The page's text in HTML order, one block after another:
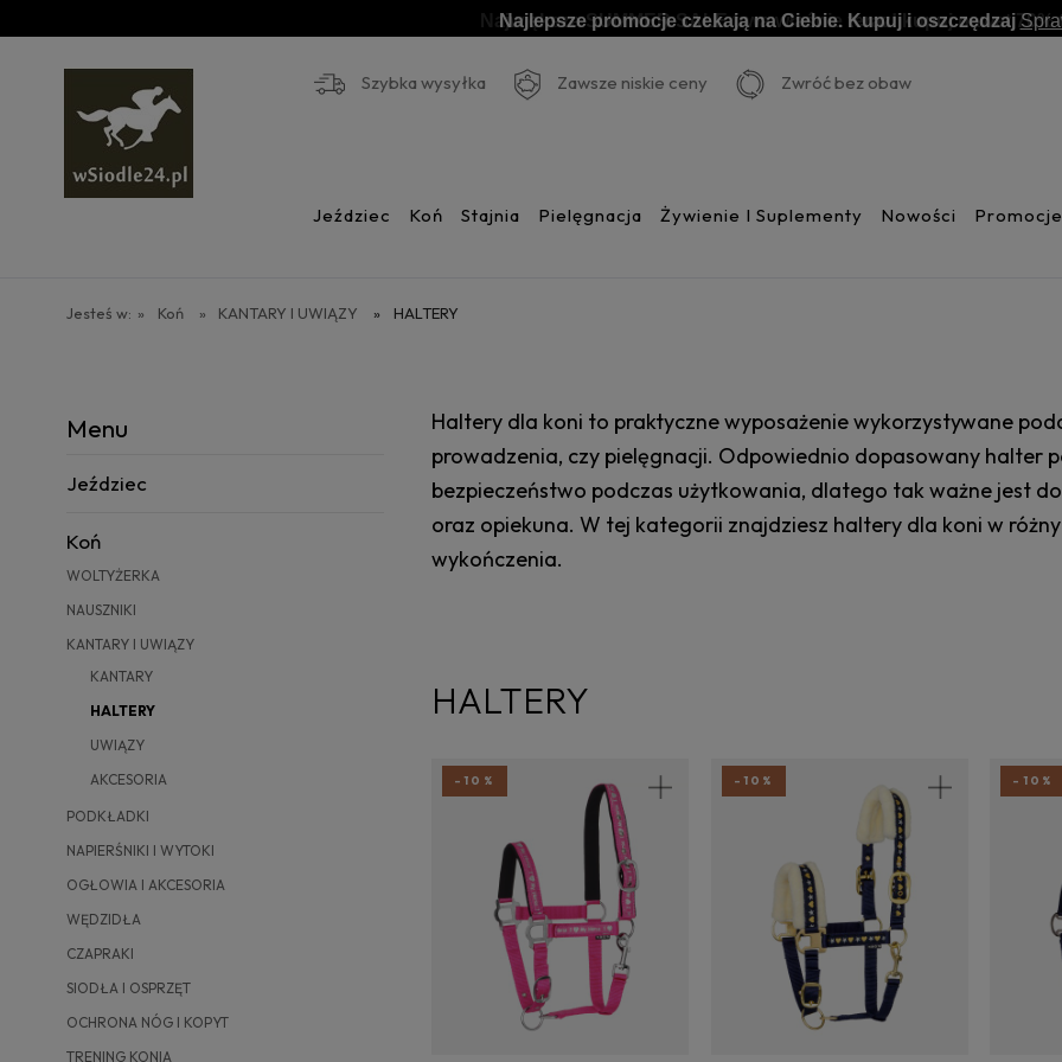
Najlepsze promocje czekają na Ciebie. Kupuj i oszczędzaj
Szybka wysyłka Zawsze niskie ceny Zwróć bez obaw
Jeździec Koń Stajnia Pielęgnacja Żywienie I Suplementy Nowości Promocje
Jesteś w: » Koń » KANTARY I UWIĄZY » HALTERY
Menu
Jeździec
Koń
WOLTYŻERKA
NAUSZNIKI
KANTARY I UWIĄZY
KANTARY
HALTERY
UWIĄZY
AKCESORIA
PODKŁADKI
NAPIERŚNIKI I WYTOKI
OGŁOWIA I AKCESORIA
WĘDZIDŁA
CZAPRAKI
SIODŁA I OSPRZĘT
OCHRONA NÓG I KOPYT
TRENING KONIA
Haltery dla koni to praktyczne wyposażenie wykorzystywane
prowadzenia, czy pielęgnacji. Odpowiednio dopasowany halter
bezpieczeństwo podczas użytkowania, dlatego tak ważne jest
oraz opiekuna. W tej kategorii znajdziesz haltery dla koni w
wykończenia.
HALTERY
-10% -10% -10%